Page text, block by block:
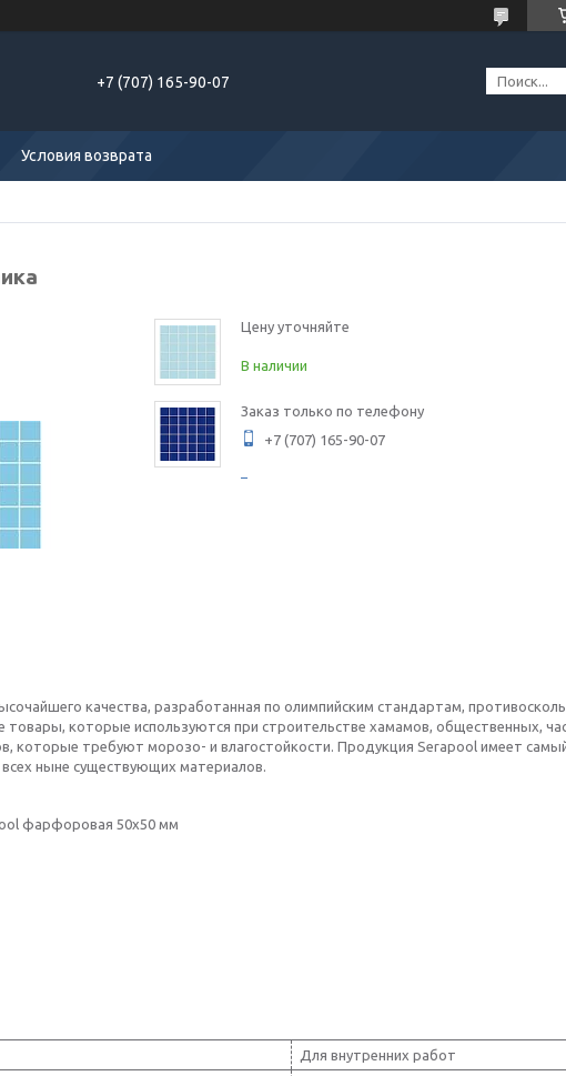
+7 (707) 165-90-07
Условия возврата
Цену уточняйте
В наличии
Заказ только по телефону
+7 (707) 165-90-07
качества, разработанная по олимпийским стандартам,
товары, которые используются при строительстве хамамов, общественных,
которые требуют морозо- и влагостойкости. Продукция Serapool имеет
всех ныне существующих материалов.
фарфоровая 50х50 мм
Для внутренних работ